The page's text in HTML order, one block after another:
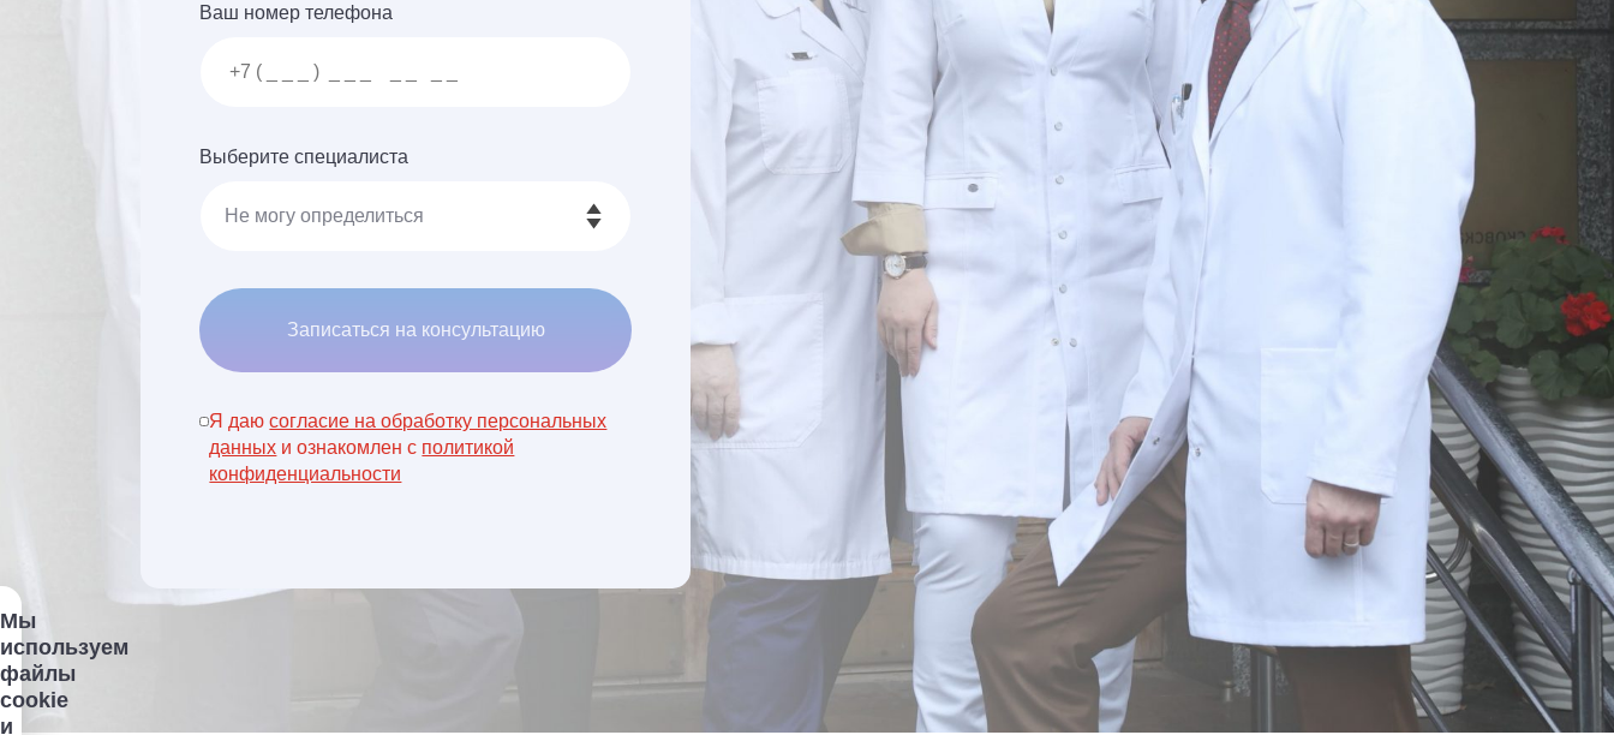
Ваш номер телефона
Выберите специалиста
Записаться на консультацию
Я даюсогласие на обработку персональных
данных и ознакомлен с политикой
конфиденциальности
Мы
используем
файлы
cookie
и